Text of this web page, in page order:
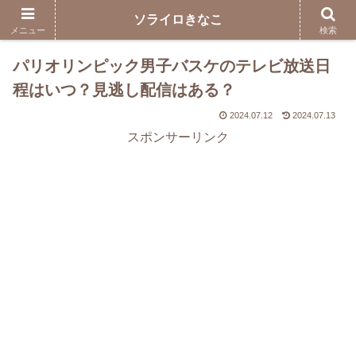
パリオリンピック男子バスケのテレビ放送日
程はいつ？見逃し配信はある？
2024.07.12 2024.07.13
スポンサーリンク
メニュー
ソライロきなこ
検索